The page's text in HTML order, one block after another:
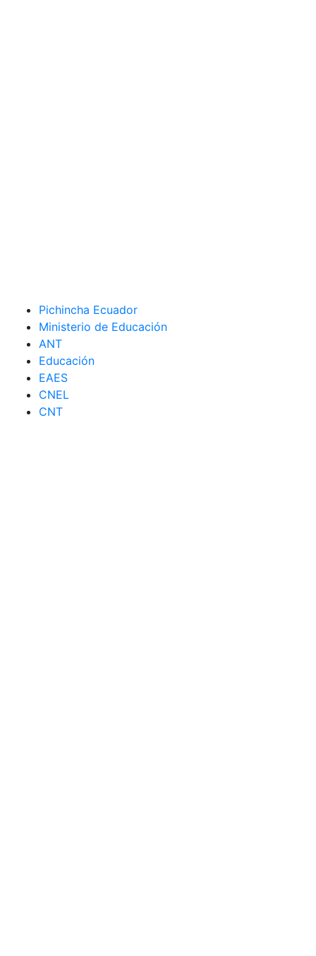
Pichincha Ecuador
Ministerio de Educación
ANT
Educación
EAES
CNEL
CNT